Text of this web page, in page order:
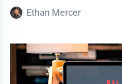
Ethan Mercer